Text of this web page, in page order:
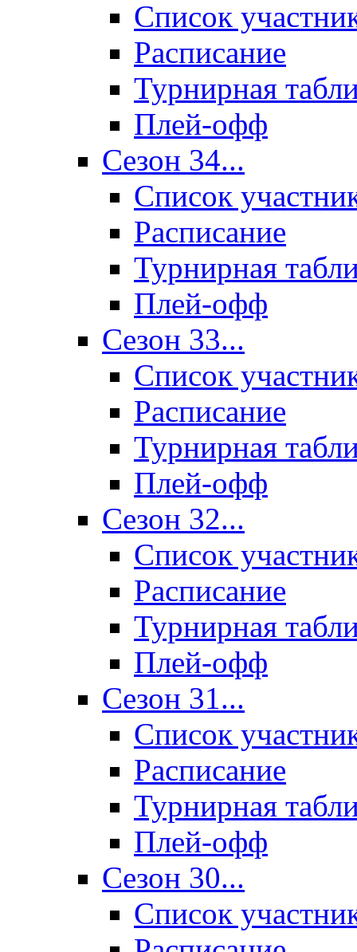
Список
Расписание
Турнирная
Плей-офф
Сезон 34...
Список
Расписание
Турнирная
Плей-офф
Сезон 33...
Список
Расписание
Турнирная
Плей-офф
Сезон 32...
Список
Расписание
Турнирная
Плей-офф
Сезон 31...
Список
Расписание
Турнирная
Плей-офф
Сезон 30...
Список